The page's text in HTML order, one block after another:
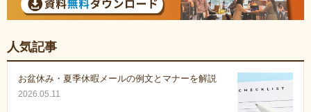
人気記事
お盆休み・夏季休暇メールの例文とマナーを解説
2026.05.11